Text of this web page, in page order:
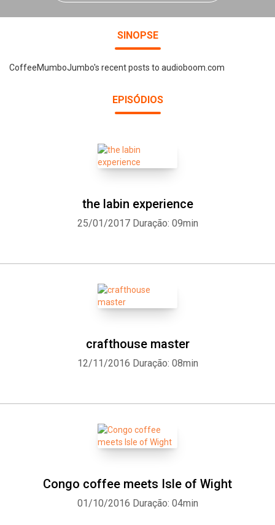
SINOPSE
CoffeeMumboJumbo's recent posts to audioboom.com
EPISÓDIOS
the labin experience
25/01/2017 Duração: 09min
crafthouse master
12/11/2016 Duração: 08min
Congo coffee meets Isle of Wight
01/10/2016 Duração: 04min